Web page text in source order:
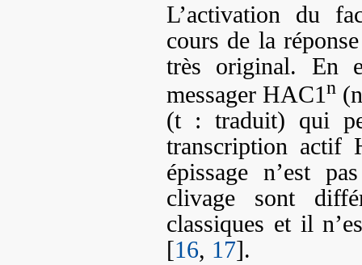
L’activation du
cours de la
très original. En
messager HAC1n
(t : traduit) qui
transcription actif
épissage n’est
clivage sont
classiques et il
[16, 17].